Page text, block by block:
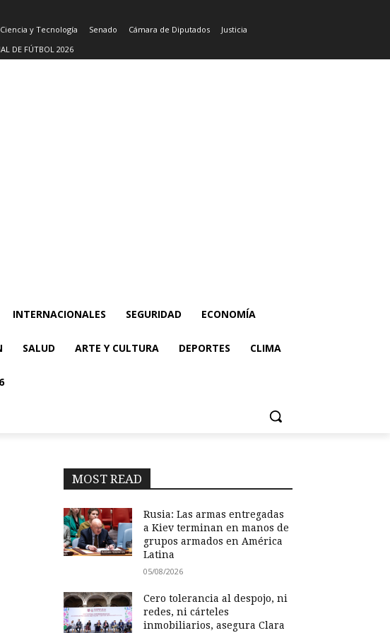
Ciencia y Tecnología Senado Cámara de Diputados
Justicia
DE FÚTBOL 2026
INTERNACIONALES SEGURIDAD ECONOMÍA
SALUD ARTE Y CULTURA DEPORTES CLIMA
MOST READ
Rusia: Las armas entregadas
a Kiev terminan en manos de
grupos armados en América
Latina
05/08/2026
Cero tolerancia al despojo, ni
redes, ni cárteles
inmobiliarios, asegura Clara